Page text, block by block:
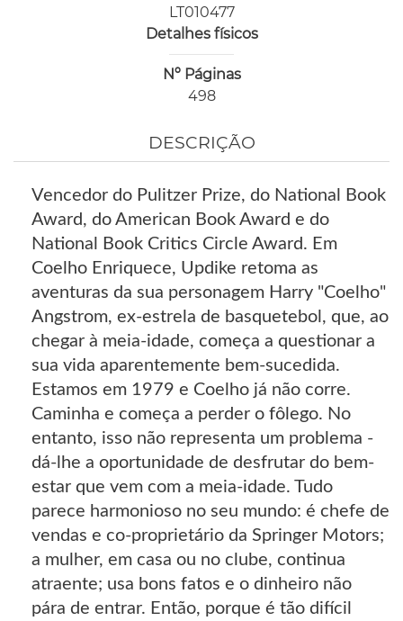
LT010477
Detalhes físicos
Nº Páginas
498
DESCRIÇÃO
Vencedor do Pulitzer Prize, do National Book
Award, do American Book Award e do
National Book Critics Circle Award. Em
Coelho Enriquece, Updike retoma as
aventuras da sua personagem Harry "Coelho"
Angstrom, ex-estrela de basquetebol, que, ao
chegar à meia-idade, começa a questionar a
sua vida aparentemente bem-sucedida.
Estamos em 1979 e Coelho já não corre.
Caminha e começa a perder o fôlego. No
entanto, isso não representa um problema -
dá-lhe a oportunidade de desfrutar do bem-
estar que vem com a meia-idade. Tudo
parece harmonioso no seu mundo: é chefe de
vendas e co-proprietário da Springer Motors;
a mulher, em casa ou no clube, continua
atraente; usa bons fatos e o dinheiro não
pára de entrar. Então, porque é tão difícil